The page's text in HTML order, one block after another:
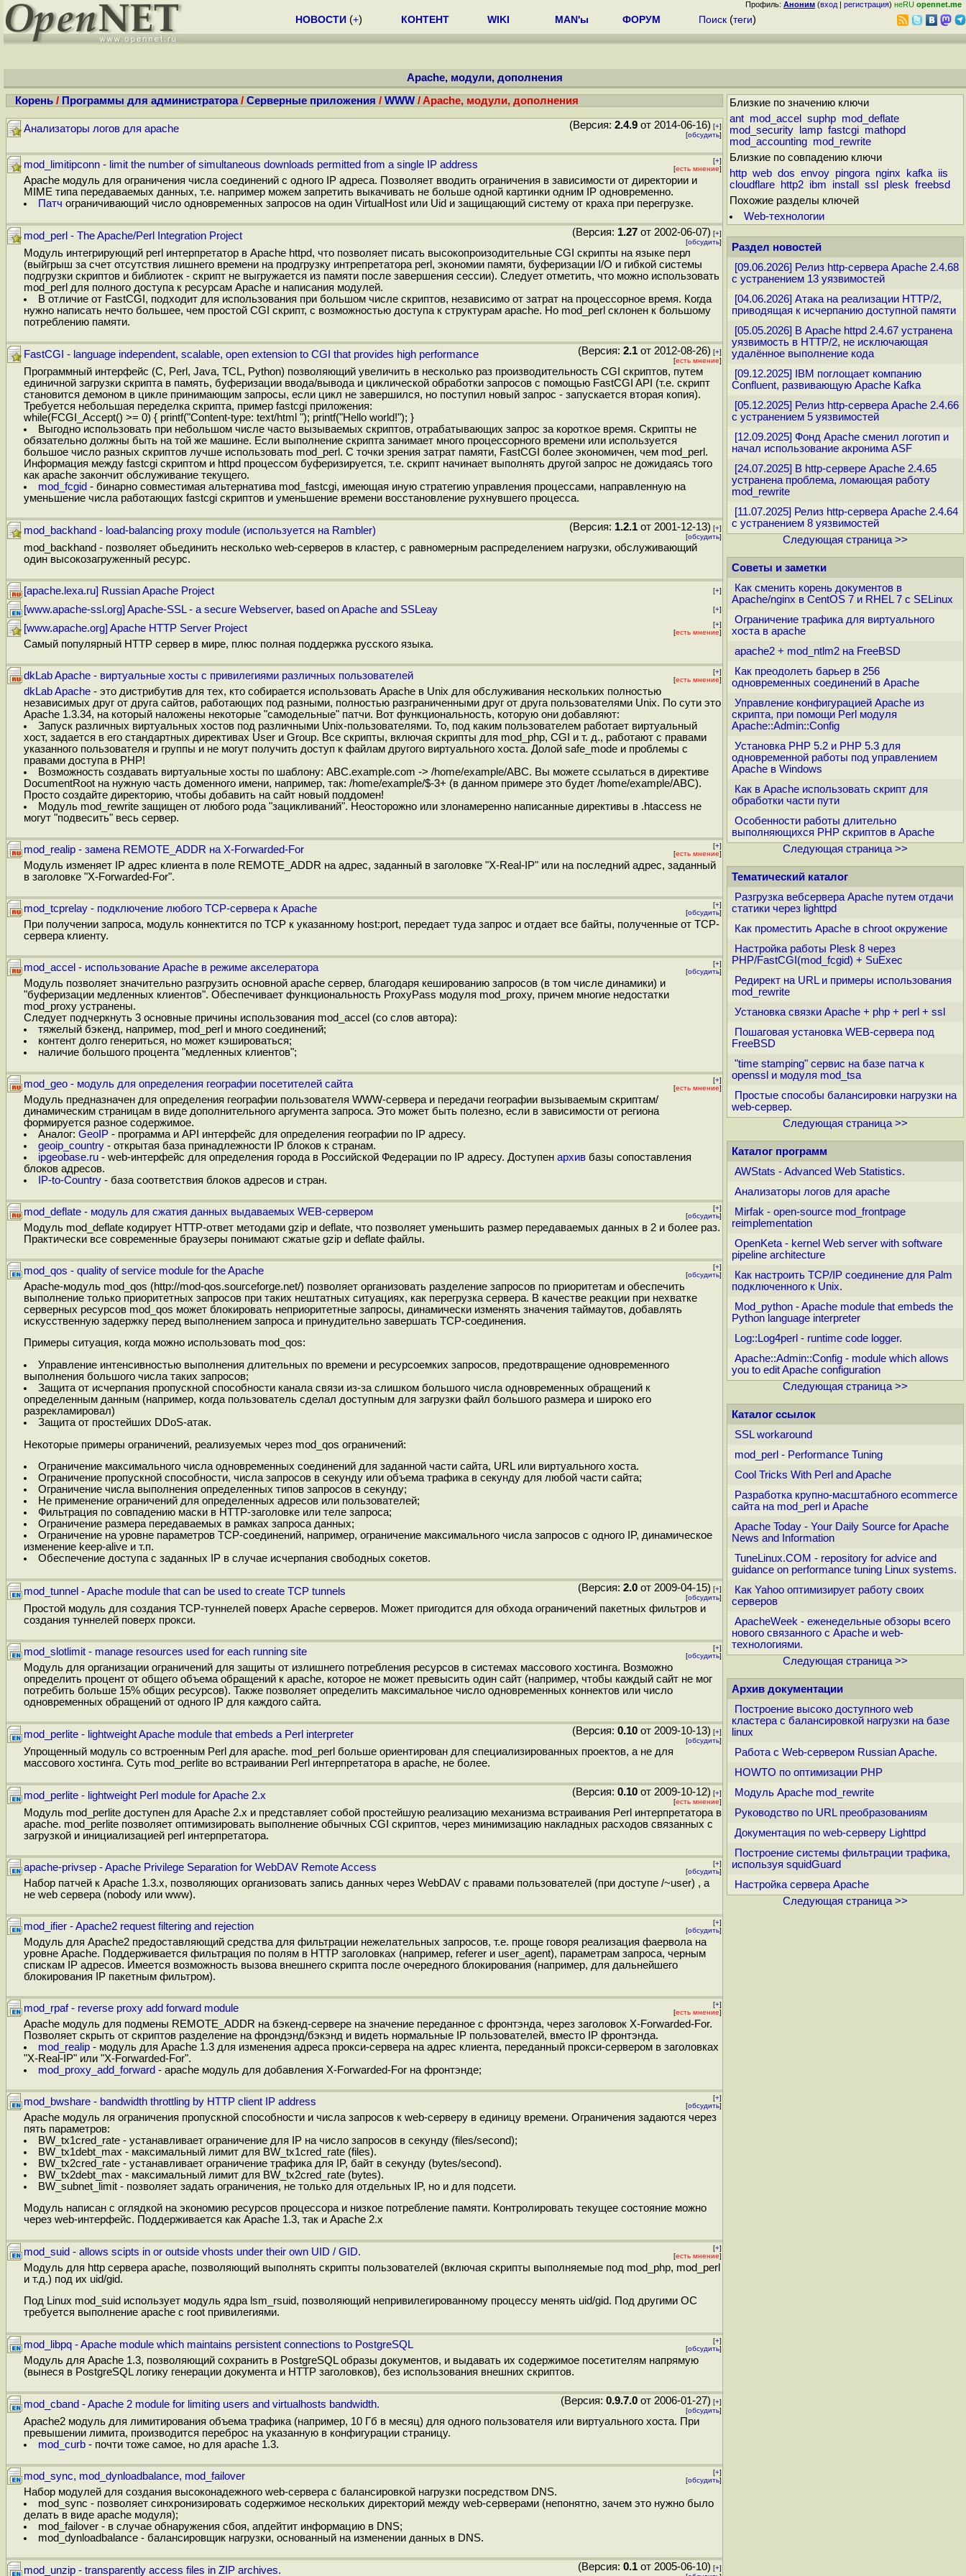
Профиль: Аноним (вход | регистрация) неRU opennet.me
НОВОСТИ (+) КОНТЕНТ WIKI MAN'ы ФОРУМ Поиск (теги)
Apache, модули, дополнения
Корень / Программы для администратора/ Серверные приложения / WWW / Apache, модули, дополнения
Анализаторы логов для apache (Версия: 2.4.9 от 2014-06-16) [+]
[обсудить]
mod_limitipconn - limit the number of simultaneous downloads permitted from a single IP address [+]
[есть мнение]
Apache модуль для ограничения числа соединений с одного IP адреса. Позволяет вводить ограничения в зависимости от директории и
MIME типа передаваемых данных, т.е. например можем запретить выкачивать не больше одной картинки одним IP одновременно.
Патч ограничивающий число одновременных запросов на один VirtualHost или Uid и защищающий систему от краха при перегрузке.
mod_perl - The Apache/Perl Integration Project (Версия: 1.27 от 2002-06-07) [+]
[обсудить]
Модуль интегрирующий perl интерпретатор в Apache httpd, что позволяет писать высокопроизодительные CGI скрипты на языке перл
(выйгрыш за счет отсутствия лишнего времени на продгрузку интрепретатора perl, экономии памяти, буферизации I/O и гибкой системы
подгрузки скриптов и библиотек - скрипт не выгружается из памяти после завершения сессии). Следует отметить, что можно использовать
mod_perl для полного доступа к ресурсам Apache и написания модулей.
В отличие от FastCGI, подходит для использования при большом числе скриптов, независимо от затрат на процессорное время. Когда
нужно написать нечто большее, чем простой CGI скрипт, с возможностью доступа к структурам apache. Но mod_perl склонен к большому
потреблению памяти.
FastCGI - language independent, scalable, open extension to CGI that provides high performance (Версия: 2.1 от 2012-08-26) [+]
[есть мнение]
Программный интерфейс (C, Perl, Java, TCL, Python) позволяющий увеличить в несколько раз производительность CGI скриптов, путем
единичной загрузки скрипта в память, буферизации ввода/вывода и циклической обработки запросов с помощью FastCGI API (т.е. скрипт
становится демоном в цикле принимающим запросы, если цикл не завершился, но поступил новый запрос - запускается вторая копия).
Требуется небольшая переделка скрипта, пример fastcgi приложения:
while(FCGI_Accept() >= 0) { printf("Content-type: text/html "); printf("Hello world!"); }
Выгодно использовать при небольшом числе часто вызываемых скриптов, отрабатывающих запрос за короткое время. Скрипты не
обязательно должны быть на той же машине. Если выполнение скрипта занимает много процессорного времени или используется
большое число разных скриптов лучше использовать mod_perl. С точки зрения затрат памяти, FastCGI более экономичен, чем mod_perl.
Информация между fastcgi скриптом и httpd процессом буферизируется, т.е. скрипт начинает выполнять другой запрос не дожидаясь того
как apache закончит обслуживание текущего.
mod_fcgid - бинарно совместимая альтернатива mod_fastcgi, имеющая иную стратегию управления процессами, направленную на
уменьшение числа работающих fastcgi скриптов и уменьшение времени восстановление рухнувшего процесса.
mod_backhand - load-balancing proxy module (используется на Rambler) (Версия: 1.2.1 от 2001-12-13) [+]
[обсудить]
mod_backhand - позволяет обьединить несколько web-серверов в кластер, с равномерным распределением нагрузки, обслуживающий
один высокозагруженный ресурс.
[apache.lexa.ru] Russian Apache Project [+]
[www.apache-ssl.org] Apache-SSL - a secure Webserver, based on Apache and SSLeay [+]
[www.apache.org] Apache HTTP Server Project [+]
[есть мнение]
Самый популярный HTTP сервер в мире, плюс полная поддержка русского языка.
dkLab Apache - виртуальные хосты с привилегиями различных пользователей [+]
[есть мнение]
dkLab Apache - это дистрибутив для тех, кто собирается использовать Apache в Unix для обслуживания нескольких полностью
независимых друг от друга сайтов, работающих под разными, полностью разграниченными друг от друга пользователями Unix. По сути это
Apache 1.3.34, на который наложены некоторые "самодельные" патчи. Вот функциональность, которую они добавляют:
Запуск различных виртуальных хостов под различными Unix-пользователями. То, под каким пользователем работает виртуальный
хост, задается в его стандартных директивах User и Group. Все скрипты, включая скрипты для mod_php, CGI и т. д., работают с правами
указанного пользователя и группы и не могут получить доступ к файлам другого виртуального хоста. Долой safe_mode и проблемы с
правами доступа в PHP!
Возможность создавать виртуальные хосты по шаблону: ABC.example.com -> /home/example/ABC. Вы можете ссылаться в директиве
DocumentRoot на нужную часть доменного имени, например, так: /home/example/$-3+ (в данном примере это будет /home/example/ABC).
Просто создайте директорию, чтобы добавить на сайт новый поддомен!
Модуль mod_rewrite защищен от любого рода "зацикливаний". Неосторожно или злонамеренно написанные директивы в .htaccess не
могут "подвесить" весь сервер.
mod_realip - замена REMOTE_ADDR на X-Forwarded-For [+]
[есть мнение]
Модуль изменяет IP адрес клиента в поле REMOTE_ADDR на адрес, заданный в заголовке "X-Real-IP" или на последний адрес, заданный
в заголовке "X-Forwarded-For".
mod_tcprelay - подключение любого TCP-cервера к Apache [+]
[обсудить]
При получении запроса, модуль коннектится по TCP к указанному host:port, передает туда запрос и отдает все байты, полученные от TCP-
сервера клиенту.
mod_accel - использование Apache в режиме акселератора [+]
[обсудить]
Модуль позволяет значительно разгрузить основной apache сервер, благодаря кешированию запросов (в том числе динамики) и
"буферизации медленных клиентов". Обеспечивает функциональность ProxyPass модуля mod_proxy, причем многие недостатки
mod_proxy устранены.
Следует подчеркнуть 3 основные причины использования mod_accel (со слов автора):
тяжелый бэкенд, например, mod_perl и много соединений;
контент долго генериться, но может кэшироваться;
наличие большого процента "медленных клиентов";
mod_geo - модуль для определения географии посетителей сайта [+]
[есть мнение]
Модуль предназначен для определения географии пользователя WWW-сервера и передачи географии вызываемым скриптам/
динамическим страницам в виде дополнительного аргумента запроса. Это может быть полезно, если в зависимости от региона
формируется разное содержимое.
Аналог: GeoIP- программа и API интерфейс для определения географии по IP адресу.
geoip_country- открытая база принадлежности IP блоков к странам.
ipgeobase.ru- web-интерфейс для определения города в Российской Федерации по IP адресу. Доступен архивбазы сопоставления
блоков адресов.
IP-to-Country- база соответствия блоков адресов и стран.
mod_deflate - модуль для сжатия данных выдаваемых WEB-сервером [+]
[обсудить]
Модуль mod_deflate кодирует HTTP-ответ методами gzip и deflate, что позволяет уменьшить размер передаваемых данных в 2 и более раз.
Практически все современные браузеры понимают сжатые gzip и deflate файлы.
mod_qos - quality of service module for the Apache [+]
[обсудить]
Apache-модуль mod_qos (http://mod-qos.sourceforge.net/) позволяет организовать разделение запросов по приоритетам и обеспечить
выполнение только приоритетных запросов при таких нештатных ситуациях, как перегрузка сервера. В качестве реакции при нехватке
серверных ресурсов mod_qos может блокировать неприоритетные запросы, динамически изменять значения таймаутов, добавлять
искусственную задержку перед выполнением запроса и принудительно завершать TCP-соединения.
Примеры ситуация, когда можно использовать mod_qos:
Управление интенсивностью выполнения длительных по времени и ресурсоемких запросов, предотвращение одновременного
выполнения большого числа таких запросов;
Защита от исчерпания пропускной способности канала связи из-за слишком большого числа одновременных обращений к
определенным данным (например, когда пользователь сделал доступным для загрузки файл большого размера и широко его
разрекламировал)
Защита от простейших DDoS-атак.
Некоторые примеры ограничений, реализуемых через mod_qos ограничений:
Ограничение максимального числа одновременных соединений для заданной части сайта, URL или виртуального хоста.
Ограничение пропускной способности, числа запросов в секунду или объема трафика в секунду для любой части сайта;
Ограничение числа выполнения определенных типов запросов в секунду;
Не применение ограничений для определенных адресов или пользователей;
Фильтрация по совпадению маски в HTTP-заголовке или теле запроса;
Ограничение размера передаваемых в рамках запроса данных;
Ограничение на уровне параметров TCP-соединений, например, ограничение максимального числа запросов с одного IP, динамическое
изменение keep-alive и т.п.
Обеспечение доступа с заданных IP в случае исчерпания свободных сокетов.
mod_tunnel - Apache module that can be used to create TCP tunnels (Версия: 2.0 от 2009-04-15) [+]
[обсудить]
Простой модуль для создания TCP-туннелей поверх Apache серверов. Может пригодится для обхода ограничений пакетных фильтров и
создания туннелей поверх прокси.
mod_slotlimit - manage resources used for each running site [+]
[обсудить]
Модуль для организации ограничений для защиты от излишнего потребления ресурсов в системах массового хостинга. Возможно
определить процент от общего объема обращений к apache, которое не может превысить один сайт (например, чтобы каждый сайт не мог
потребить больше 15% общих ресурсов). Также позволяет определить максимальное число одновременных коннектов или число
одновременных обращений от одного IP для каждого сайта.
mod_perlite - lightweight Apache module that embeds a Perl interpreter (Версия: 0.10 от 2009-10-13) [+]
[обсудить]
Упрощенный модуль со встроенным Perl для apache. mod_perl больше ориентирован для специализированных проектов, а не для
массового хостинга. Cуть mod_perlite во встраивании Perl интерпретатора в apache, не более.
mod_perlite - lightweight Perl module for Apache 2.x (Версия: 0.10 от 2009-10-12) [+]
[есть мнение]
Модуль mod_perlite доступен для Apache 2.x и представляет собой простейшую реализацию механизма встраивания Perl интерпретатора в
apache. mod_perlite позволяет оптимизировать выполнение обычных CGI скриптов, через минимизацию накладных расходов связанных с
загрузкой и инициализацией perl интерпретатора.
apache-privsep - Apache Privilege Separation for WebDAV Remote Access [+]
[обсудить]
Набор патчей к Apache 1.3.x, позволяющих организовать запись данных через WebDAV с правами пользователей (при доступе /~user) , а
не web сервера (nobody или www).
mod_ifier - Apache2 request filtering and rejection [+]
[обсудить]
Модуль для Apache2 предоставляющий средства для фильтрации нежелательных запросов, т.е. проще говоря реализация фаервола на
уровне Apache. Поддерживается фильтрация по полям в HTTP заголовках (например, referer и user_agent), параметрам запроса, черным
спискам IP адресов. Имеется возможность вызова внешнего скрипта после очередного блокирования (например, для дальнейшего
блокирования IP пакетным фильтром).
mod_rpaf - reverse proxy add forward module [+]
[есть мнение]
Apache модуль для подмены REMOTE_ADDR на бэкенд-сервере на значение переданное с фронтэнда, через заголовок X-Forwarded-For.
Позволяет скрыть от скриптов разделение на фрондэнд/бэкэнд и видеть нормальные IP пользователей, вместо IP фронтэнда.
mod_realip- модуль для Apache 1.3 для изменения адреса прокси-сервера на адрес клиента, переданный прокси-сервером в заголовках
"X-Real-IP" или "X-Forwarded-For".
mod_proxy_add_forward - apache модуль для добавления X-Forwarded-For на фронтэнде;
mod_bwshare - bandwidth throttling by HTTP client IP address [+]
[обсудить]
Apache модуль ля ограничения пропускной способности и числа запросов к web-серверу в единицу времени. Ограничения задаются через
пять параметров:
BW_tx1cred_rate - устанавливает ограничение для IP на число запросов в секунду (files/second);
BW_tx1debt_max - максимальный лимит для BW_tx1cred_rate (files).
BW_tx2cred_rate - устанавливает ограничение трафика для IP, байт в секунду (bytes/second).
BW_tx2debt_max - максимальный лимит для BW_tx2cred_rate (bytes).
BW_subnet_limit - позволяет задать ограничения, не только для отдельных IP, но и для подсети.
Модуль написан с оглядкой на экономию ресурсов процессора и низкое потребление памяти. Контролировать текущее состояние можно
через web-интерфейс. Поддерживается как Apache 1.3, так и Apache 2.x
mod_suid - allows scipts in or outside vhosts under their own UID / GID. [+]
[есть мнение]
Модуль для http сервера apache, позволяющий выполнять скрипты пользователей (включая скрипты выполняемые под mod_php, mod_perl
и т.д.) под их uid/gid.
Под Linux mod_suid использует модуль ядра lsm_rsuid, позволяющий непривилегированному процессу менять uid/gid. Под другими ОС
требуется выполнение apache с root привилегиями.
mod_libpq - Apache module which maintains persistent connections to PostgreSQL [+]
[обсудить]
Модуль для Apache 1.3, позволяющий сохранить в PostgreSQL образы документов, и выдавать их содержимое посетителям напрямую
(вынеся в PostgreSQL логику генерации документа и HTTP заголовков), без использования внешних скриптов.
mod_cband - Apache 2 module for limiting users and virtualhosts bandwidth. (Версия: 0.9.7.0 от 2006-01-27) [+]
[обсудить]
Apache2 модуль для лимитирования объема трафика (например, 10 Гб в месяц) для одного пользователя или виртуального хоста. При
превышении лимита, производится переброс на указанную в конфигурации страницу.
mod_curb- почти тоже самое, но для apache 1.3.
mod_sync, mod_dynloadbalance, mod_failover [+]
[обсудить]
Набор модулей для создания высоконадежного web-сервера с балансировкой нагрузки посредством DNS.
mod_sync - позволяет синхронизировать содержимое нескольких директорий между web-серверами (непонятно, зачем это нужно было
делать в виде apache модуля);
mod_failover - в случае обнаружения сбоя, апдейтит информацию в DNS;
mod_dynloadbalance - балансировщик нагрузки, основанный на изменении данных в DNS.
mod_unzip - transparently access files in ZIP archives. (Версия: 0.1 от 2005-06-10) [+]
Близкие по значению ключи
ant mod_accel suphp mod_deflate
mod_security
lamp fastcgi mathopd
mod_accounting mod_rewrite
Близкие по совпадению ключи
http web dos envoy pingora nginx kafka iis
cloudflare
http2 ibm install ssl plesk freebsd
Похожие разделы ключей
Web-технологии
Раздел новостей
[09.06.2026] Релиз http-сервера Apache 2.4.68
с устранением 13 уязвимостей
[04.06.2026] Атака на реализации HTTP/2,
приводящая к исчерпанию доступной памяти
[05.05.2026] В Apache httpd 2.4.67 устранена
уязвимость в HTTP/2, не исключающая
удалённое выполнение кода
[09.12.2025] IBM поглощает компанию
Confluent, развивающую Apache Kafka
[05.12.2025] Релиз http-сервера Apache 2.4.66
с устранением 5 уязвимостей
[12.09.2025] Фонд Apache сменил логотип и
начал использование акронима ASF
[24.07.2025] В http-сервере Apache 2.4.65
устранена проблема, ломающая работу
mod_rewrite
[11.07.2025] Релиз http-сервера Apache 2.4.64
с устранением 8 уязвимостей
Следующая страница >>
Советы и заметки
Как сменить корень документов в
Apache/nginx в CentOS 7 и RHEL 7 с SELinux
Ограничение трафика для виртуального
хоста в apache
apache2 + mod_ntlm2 на FreeBSD
Как преодолеть барьер в 256
одновременных соединений в Apache
Управление конфигурацией Apache из
скрипта, при помощи Perl модуля
Apache::Admin::Config
Установка PHP 5.2 и PHP 5.3 для
одновременной работы под управлением
Apache в Windows
Как в Apache использовать скрипт для
обработки части пути
Особенности работы длительно
выполняющихся PHP скриптов в Apache
Следующая страница >>
Тематический каталог
Разгрузка вебсервера Apache путем отдачи
статики через lighttpd
Как проместить Apache в chroot окружение
Настройка работы Plesk 8 через
PHP/FastCGI(mod_fcgid) + SuExec
Редирект на URL и примеры использования
mod_rewrite
Установка связки Apache + php + perl + ssl
Пошаговая установка WEB-сервера под
FreeBSD
"time stamping" сервис на базе патча к
openssl и модуля mod_tsa
Простые способы балансировки нагрузки на
web-сервер.
Следующая страница >>
Каталог программ
AWStats - Advanced Web Statistics.
Анализаторы логов для apache
Mirfak - open-source mod_frontpage
reimplementation
OpenKeta - kernel Web server with software
pipeline architecture
Как настроить TCP/IP соединение для Palm
подключенного к Unix.
Mod_python - Apache module that embeds the
Python language interpreter
Log::Log4perl - runtime code logger.
Apache::Admin::Config - module which allows
you to edit Apache configuration
Следующая страница >>
Каталог ссылок
SSL workaround
mod_perl - Performance Tuning
Cool Tricks With Perl and Apache
Разработка крупно-масштабного ecommerce
сайта на mod_perl и Apache
Apache Today - Your Daily Source for Apache
News and Information
TuneLinux.COM - repository for advice and
guidance on performance tuning Linux systems.
Как Yahoo оптимизирует работу своих
серверов
ApacheWeek - еженедельные обзоры всего
нового связанного с Apache и web-
технологиями.
Следующая страница >>
Архив документации
Построение высоко доступного web
кластера с балансировкой нагрузки на базе
linux
Работа с Web-сервером Russian Apache.
HOWTO по оптимизации PHP
Модуль Apache mod_rewrite
Руководство по URL преобразованиям
Документация по web-серверу Lighttpd
Построение системы фильтрации трафика,
используя squidGuard
Настройка сервера Apache
Следующая страница >>